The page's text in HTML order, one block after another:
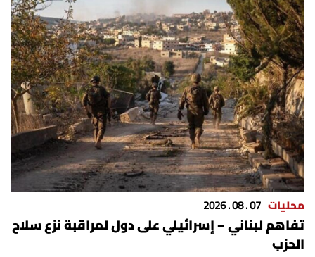
محليات 07 . 08 . 2026
تفاهم لبناني – إسرائيلي على دول لمراقبة نزع سلاح
الحزب